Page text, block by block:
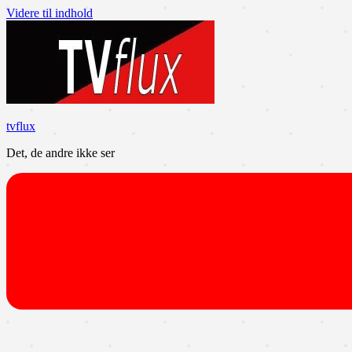
Videre til indhold
tvflux
Det, de andre ikke ser